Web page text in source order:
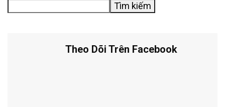
Tìm kiếm
Theo Dõi Trên Facebook